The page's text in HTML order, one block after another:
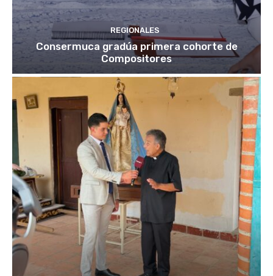
REGIONALES
Consermuca gradúa primera cohorte de
Compositores